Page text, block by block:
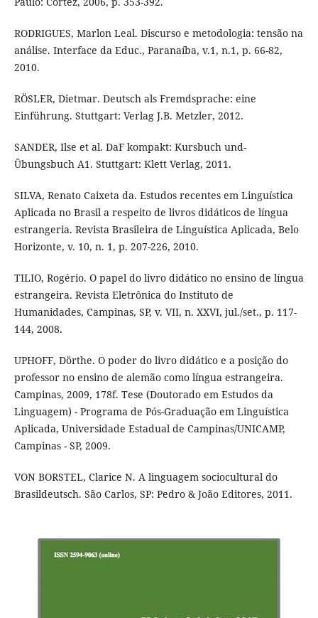
RODRIGUES, Marlon Leal. Discurso e metodologia: tensão na
análise. Interface da Educ., Paranaíba, v.1, n.1, p. 66-82,
2010.
RÖSLER, Dietmar. Deutsch als Fremdsprache: eine
Einführung. Stuttgart: Verlag J.B. Metzler, 2012.
SANDER, Ilse et al. DaF kompakt: Kursbuch und-
Übungsbuch A1. Stuttgart: Klett Verlag, 2011.
SILVA, Renato Caixeta da. Estudos recentes em Linguística
Aplicada no Brasil a respeito de livros didáticos de língua
estrangeria. Revista Brasileira de Linguística Aplicada, Belo
Horizonte, v. 10, n. 1, p. 207-226, 2010.
TILIO, Rogério. O papel do livro didático no ensino de língua
estrangeira. Revista Eletrônica do Instituto de
Humanidades, Campinas, SP, v. VII, n. XXVI, jul./set., p. 117-
144, 2008.
UPHOFF, Dörthe. O poder do livro didático e a posição do
professor no ensino de alemão como língua estrangeira.
Campinas, 2009, 178f. Tese (Doutorado em Estudos da
Linguagem) - Programa de Pós-Graduação em Linguística
Aplicada, Universidade Estadual de Campinas/UNICAMP,
Campinas - SP, 2009.
VON BORSTEL, Clarice N. A linguagem sociocultural do
Brasildeutsch. São Carlos, SP: Pedro & João Editores, 2011.